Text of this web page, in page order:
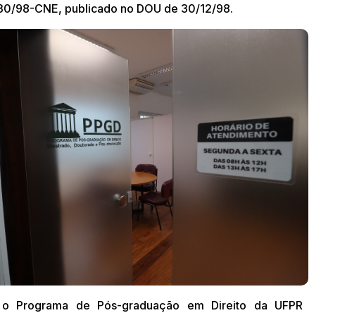
98-CNE, publicado no DOU de 30/12/98.
Programa de Pós-graduação em Direito da UFPR